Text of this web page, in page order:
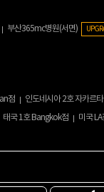
부산365mc병원(서면)
점
인도네시아 2호 자카르
태국 1호 Bangkok점 미국 LA